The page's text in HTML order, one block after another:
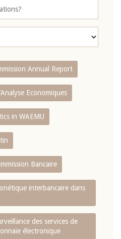
Annual Report
Economiques
in WAEMU
Bancaire
interbancaire dans
des services de
électronique